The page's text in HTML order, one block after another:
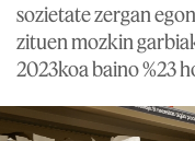
sozietate zergan
zituen mozkin
2023koa baino %23